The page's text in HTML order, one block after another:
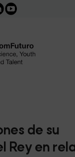
youtube
de su
Rey en